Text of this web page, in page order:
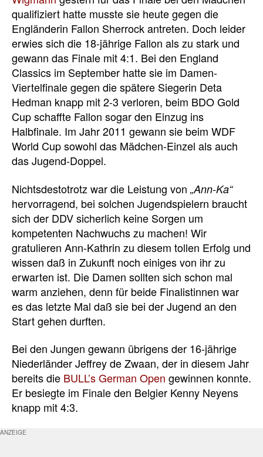
qualifiziert hatte musste sie heute gegen die
Engländerin Fallon Sherrock antreten. Doch leider
erwies sich die 18-jährige Fallon als zu stark und
gewann das Finale mit 4:1. Bei den England
Classics im September hatte sie im Damen-
Viertelfinale gegen die spätere Siegerin Deta
Hedman knapp mit 2-3 verloren, beim BDO Gold
Cup schaffte Fallon sogar den Einzug ins
Halbfinale. Im Jahr 2011 gewann sie beim WDF
World Cup sowohl das Mädchen-Einzel als auch
das Jugend-Doppel.
Nichtsdestotrotz war die Leistung von „Ann-Ka“
hervorragend, bei solchen Jugendspielern braucht
sich der DDV sicherlich keine Sorgen um
kompetenten Nachwuchs zu machen! Wir
gratulieren Ann-Kathrin zu diesem tollen Erfolg und
wissen daß in Zukunft noch einiges von ihr zu
erwarten ist. Die Damen sollten sich schon mal
warm anziehen, denn für beide Finalistinnen war
es das letzte Mal daß sie bei der Jugend an den
Start gehen durften.
Bei den Jungen gewann übrigens der 16-jährige
Niederländer Jeffrey de Zwaan, der in diesem Jahr
bereits die BULL’s German Open gewinnen konnte.
Er besiegte im Finale den Belgier Kenny Neyens
knapp mit 4:3.